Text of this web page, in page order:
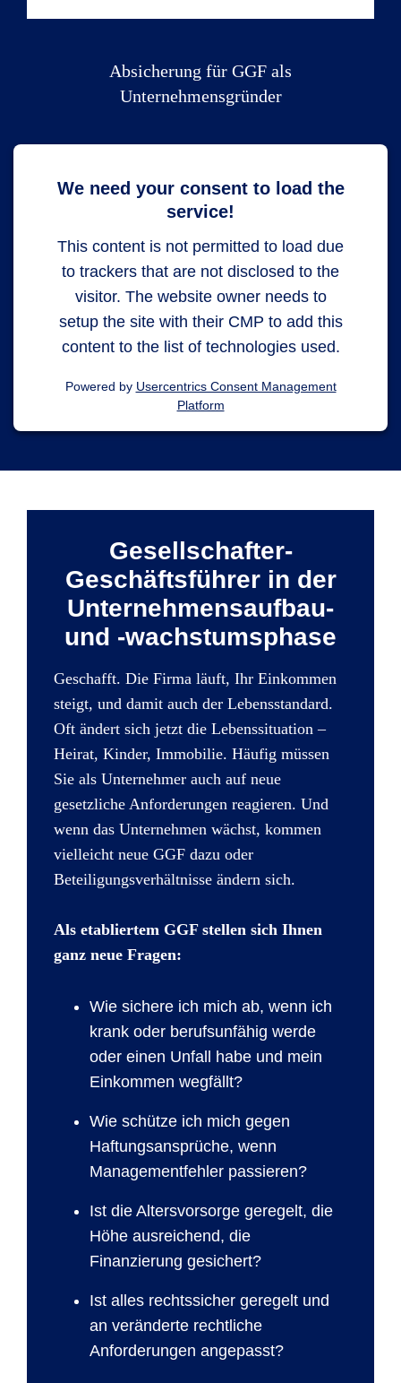
Absicherung für GGF als
Unternehmensgründer
We need your consent to load the
service!
This content is not permitted to load due
to trackers that are not disclosed to the
visitor. The website owner needs to
setup the site with their CMP to add this
content to the list of technologies used.
Powered by Usercentrics Consent Management
Platform
Gesellschafter-
Geschäftsführer in der
Unternehmensaufbau-
und -wachstumsphase
Geschafft. Die Firma läuft, Ihr Einkommen
steigt, und damit auch der Lebensstandard.
Oft ändert sich jetzt die Lebenssituation –
Heirat, Kinder, Immobilie. Häufig müssen
Sie als Unternehmer auch auf neue
gesetzliche Anforderungen reagieren. Und
wenn das Unternehmen wächst, kommen
vielleicht neue GGF dazu oder
Beteiligungsverhältnisse ändern sich.
Als etabliertem GGF stellen sich Ihnen
ganz neue Fragen:
Wie sichere ich mich ab, wenn ich
krank oder berufsunfähig werde
oder einen Unfall habe und mein
Einkommen wegfällt?
Wie schütze ich mich gegen
Haftungsansprüche, wenn
Managementfehler passieren?
Ist die Altersvorsorge geregelt, die
Höhe ausreichend, die
Finanzierung gesichert?
Ist alles rechtssicher geregelt und
an veränderte rechtliche
Anforderungen angepasst?